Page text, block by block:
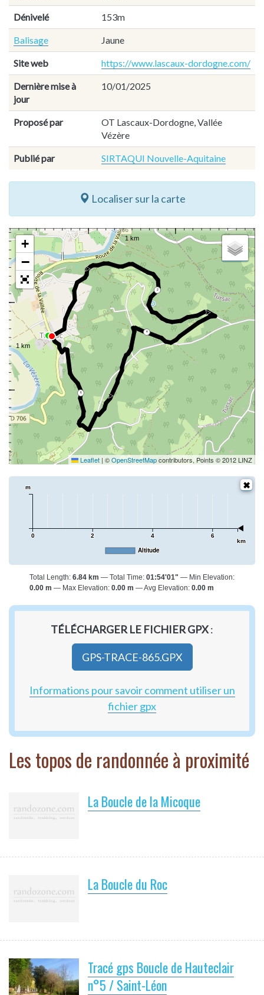
Dénivelé 153m
Balisage Jaune
Site web https://www.lascaux-dordogne.com/
Dernière mise à
jour
10/01/2025
Proposé par
OT Lascaux-Dordogne, Vallée
Vézère
Publié par SIRTAQUI Nouvelle-Aquitaine
Localiser sur la carte
4
2
6
+
−
Leaflet | ©OpenStreetMapcontributors, Points © 2012 LINZ
0 2 4 6
km
m
Altitude
Total Length: 6.84 km Total Time: 01:54'01"
Min Elevation:
0.00 m
Max Elevation: 0.00 m Avg Elevation: 0.00 m
TÉLÉCHARGER LE FICHIER GPX:
GPS-TRACE-865.GPX
Informations pour savoir comment utiliser un
fichier gpx
Les topos de randonnée à proximité
La Boucle de la Micoque
La Boucle du Roc
Tracé gps Boucle de Hauteclair
n°5 / Saint-Léon